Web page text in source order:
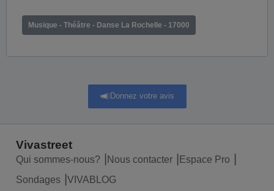
Musique - Théâtre - Danse La Rochelle - 17000
Donnez votre avis
Vivastreet
Qui sommes-nous? Nous contacter
Espace Pro
Sondages
VIVABLOG